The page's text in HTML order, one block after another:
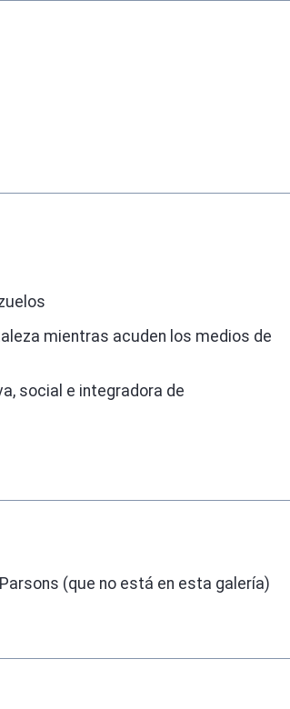
mientras acuden los medios de
social e integradora de
(que no está en esta galería)